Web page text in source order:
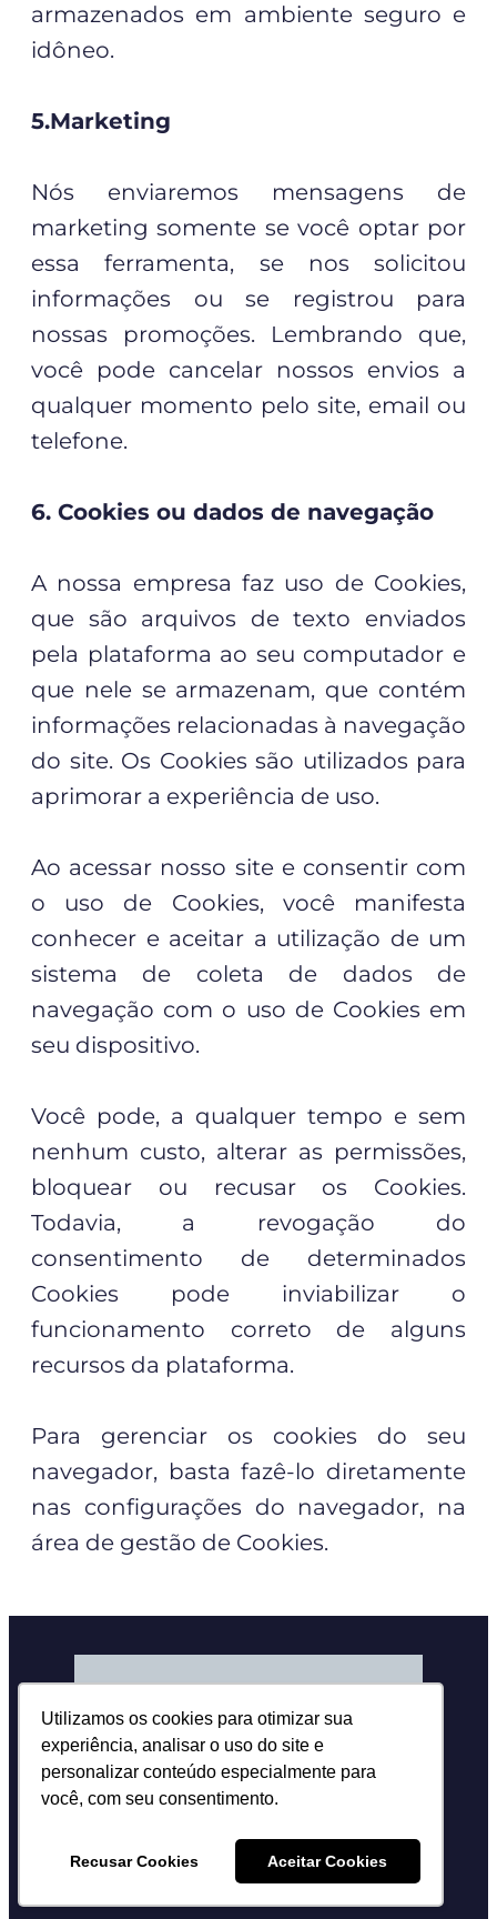
Utilizamos os cookies para otimizar sua
experiência, analisar o uso do site e
personalizar conteúdo especialmente para
você, com seu consentimento.
Recusar Cookies Aceitar Cookies
armazenados em ambiente seguro e
idôneo.
5.Marketing
Nós enviaremos mensagens de
marketing somente se você optar por
essa ferramenta, se nos solicitou
informações ou se registrou para
nossas promoções. Lembrando que,
você pode cancelar nossos envios a
qualquer momento pelo site, email ou
telefone.
6. Cookies ou dados de navegação
A nossa empresa faz uso de Cookies,
que são arquivos de texto enviados
pela plataforma ao seu computador e
que nele se armazenam, que contém
informações relacionadas à navegação
do site. Os Cookies são utilizados para
aprimorar a experiência de uso.
Ao acessar nosso site e consentir com
o uso de Cookies, você manifesta
conhecer e aceitar a utilização de um
sistema de coleta de dados de
navegação com o uso de Cookies em
seu dispositivo.
Você pode, a qualquer tempo e sem
nenhum custo, alterar as permissões,
bloquear ou recusar os Cookies.
Todavia, a revogação do
consentimento de determinados
Cookies pode inviabilizar o
funcionamento correto de alguns
recursos da plataforma.
Para gerenciar os cookies do seu
navegador, basta fazê-lo diretamente
nas configurações do navegador, na
área de gestão de Cookies.